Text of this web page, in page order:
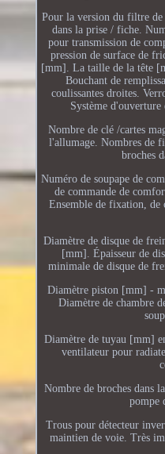
Pour la version du filtre de
dans la prise / fiche.
pour transmission de
pression de surface de
[mm]. La taille de la tête
Bouchant de
coulissantes droites.
Système
Nombre de clé /cartes
l'allumage. Nombres de
broches
Numéro de soupape de
de commande de
Ensemble de fixation, de
Diamètre de disque de
[mm]. Épaisseur de
minimale de disque de
Diamètre piston [mm] -
Diamètre de chambre
Diamètre de tuyau [mm]
ventilateur pour
Nombre de broches dans
pompe
Trous pour détecteur
maintien de voie. Très